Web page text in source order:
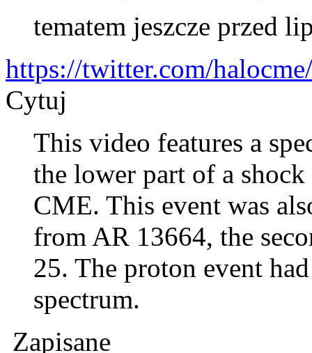
tematem jeszcze przed
https://twitter.com/
Cytuj
This video features a
the lower part of a
CME. This event was
from AR 13664, the
25. The proton event
spectrum.
Zapisane